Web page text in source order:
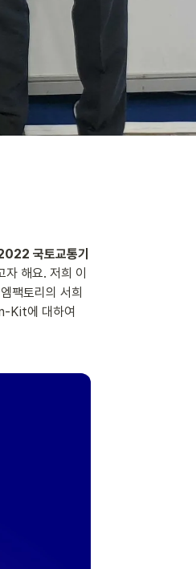
국토교통기
해요. 저희 이
팩토리의 서희
Kit에 대하여